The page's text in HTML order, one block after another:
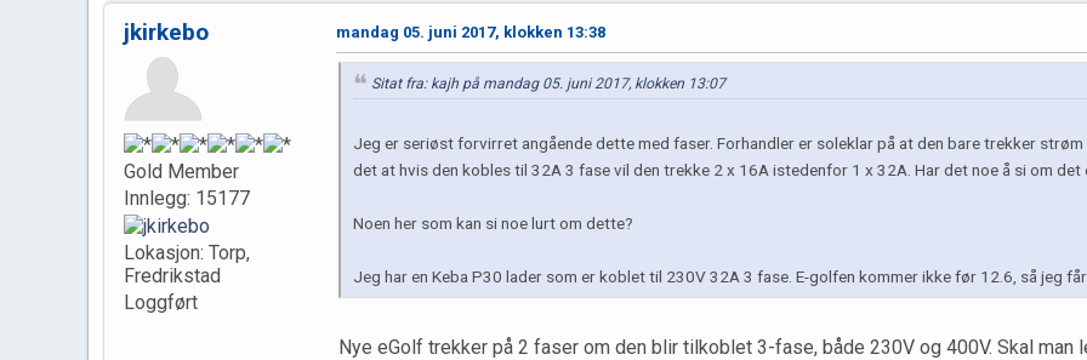
jkirkebo
Gold Member
Innlegg: 15177
Lokasjon: Torp,
Fredrikstad
Loggført
mandag 05. juni 2017, klokken 13:38
Sitat fra: kajh på mandag 05. juni 2017, klokken 13:07
Jeg er seriøst forvirret angående dette med faser. Forhandler er soleklar på at den bare trekker
det at hvis den kobles til 32A 3 fase vil den trekke 2 x 16A istedenfor 1 x 32A. Har det noe å si om det
Noen her som kan si noe lurt om dette?
Jeg har en Keba P30 lader som er koblet til 230V 32A 3 fase. E-golfen kommer ikke før 12.6, så jeg
Nye eGolf trekker på 2 faser om den blir tilkoblet 3-fase, både 230V og 400V. Skal man